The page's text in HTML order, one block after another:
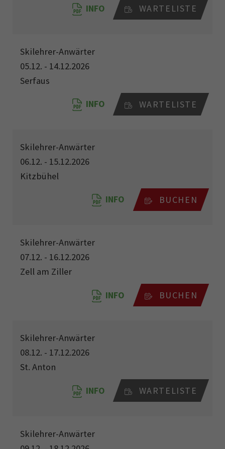
INFO WARTELISTE
Skilehrer-Anwärter
05.12. - 14.12.2026
Serfaus
INFO WARTELISTE
Skilehrer-Anwärter
06.12. - 15.12.2026
Kitzbühel
INFO BUCHEN
Skilehrer-Anwärter
07.12. - 16.12.2026
Zell am Ziller
INFO BUCHEN
Skilehrer-Anwärter
08.12. - 17.12.2026
St. Anton
INFO WARTELISTE
Skilehrer-Anwärter